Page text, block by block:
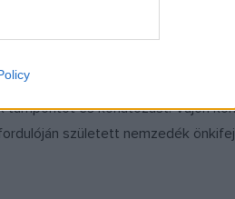
szelete - a
között érvényre jutó
és korlátozást. Vajon
született nemzedék